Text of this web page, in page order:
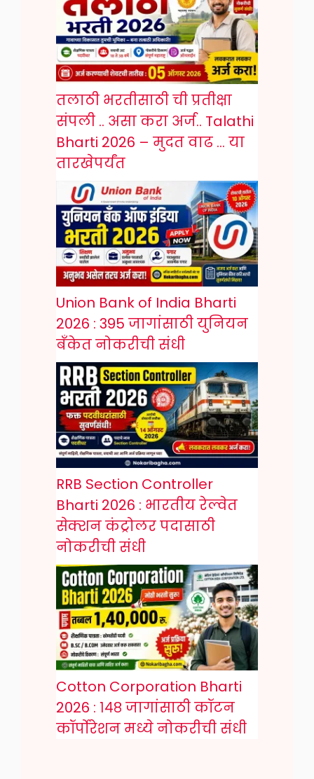
तलाठी भरतीसाठी ची प्रतीक्षा
संपली .. असा करा अर्ज.. Talathi
Bharti 2026 – मुदत वाढ … या
तारखेपर्यंत
Union Bank of India Bharti
2026 : 395 जागांसाठी युनियन
बँकेत नोकरीची संधी
RRB Section Controller
Bharti 2026 : भारतीय रेल्वेत
सेक्शन कंट्रोलर पदासाठी
नोकरीची संधी
Cotton Corporation Bharti
2026 : १४८ जागांसाठी कॉटन
कॉर्पोरेशन मध्ये नोकरीची संधी